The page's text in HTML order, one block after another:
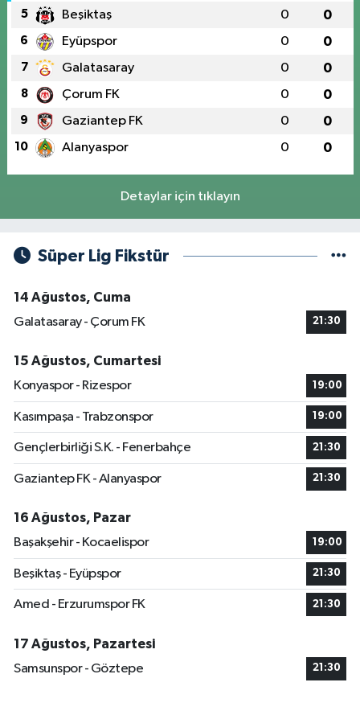
5 Beşiktaş 0 0
6 Eyüpspor 0 0
7 Galatasaray 0 0
8 Çorum FK 0 0
9 Gaziantep FK 0 0
10 Alanyaspor 0 0
Detaylar için tıklayın
Süper Lig Fikstür
14 Ağustos, Cuma
Galatasaray - Çorum FK
21:30
15 Ağustos, Cumartesi
Konyaspor - Rizespor
19:00
Kasımpaşa - Trabzonspor 19:00
Gençlerbirliği S.K. - Fenerbahçe 21:30
Gaziantep FK - Alanyaspor 21:30
16 Ağustos, Pazar
Başakşehir - Kocaelispor
19:00
Beşiktaş - Eyüpspor 21:30
Amed - Erzurumspor FK 21:30
17 Ağustos, Pazartesi
Samsunspor - Göztepe
21:30